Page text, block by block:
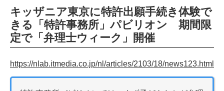
キッザニア東京に特許出願手続き体験で
きる「特許事務所」パビリオン 期間限
定で「弁理士ウィーク」開催
https://nlab.itmedia.co.jp/nl/articles/2103/18/news123.html